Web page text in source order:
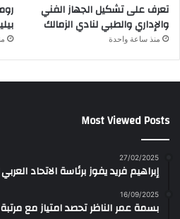
تعرف على تشكيل الجهاز الفني
والإداري والطبي لنادي الزمالك
منذ ساعة واحدة
Most Viewed Posts
27/02/2025
إبراهيم فريد يفوز برئاسة الاتحاد العربي
16/09/2025
بسمة عمر الناظر تحصد امتياز مع